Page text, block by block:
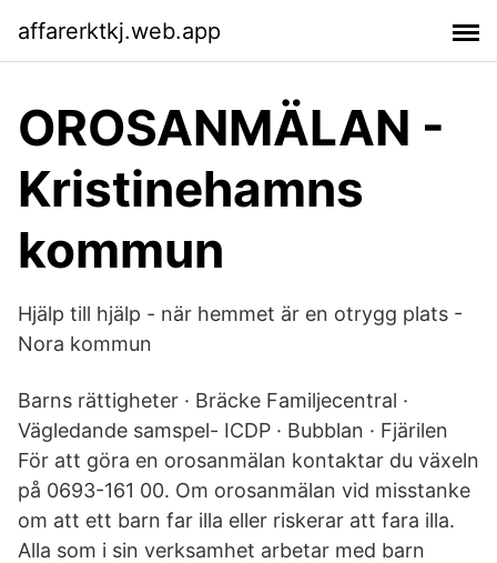
affarerktkj.web.app
OROSANMÄLAN -
Kristinehamns
kommun
Hjälp till hjälp - när hemmet är en otrygg plats -
Nora kommun
Barns rättigheter · Bräcke Familjecentral ·
Vägledande samspel- ICDP · Bubblan · Fjärilen
För att göra en orosanmälan kontaktar du växeln
på 0693-161 00. Om orosanmälan vid misstanke
om att ett barn far illa eller riskerar att fara illa.
Alla som i sin verksamhet arbetar med barn